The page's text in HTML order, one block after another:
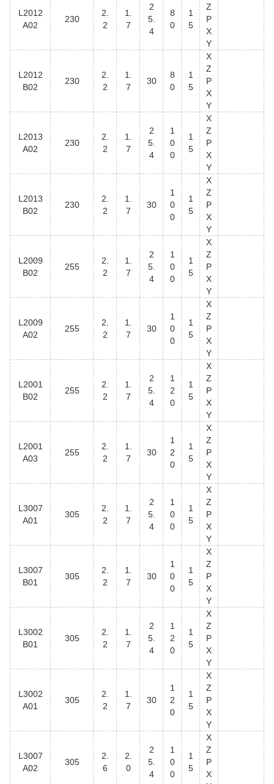
L2012
A02
230
2.
2
1.
7
2
5.
4
8
0
1
5
Z
P
X
Y
L2012
B02
230
2.
2
1.
7
30
8
0
1
5
X
Z
P
X
Y
L2013
A02
230
2.
2
1.
7
2
5.
4
1
0
0
1
5
X
Z
P
X
Y
L2013
B02
230
2.
2
1.
7
30
1
0
0
1
5
X
Z
P
X
Y
L2009
B02
255
2.
2
1.
7
2
5.
4
1
0
0
1
5
X
Z
P
X
Y
L2009
A02
255
2.
2
1.
7
30
1
0
0
1
5
X
Z
P
X
Y
L2001
B02
255
2.
2
1.
7
2
5.
4
1
2
0
1
5
X
Z
P
X
Y
L2001
A03
255
2.
2
1.
7
30
1
2
0
1
5
X
Z
P
X
Y
L3007
A01
305
2.
2
1.
7
2
5.
4
1
0
0
1
5
X
Z
P
X
Y
L3007
B01
305
2.
2
1.
7
30
1
0
0
1
5
X
Z
P
X
Y
L3002
B01
305
2.
2
1.
7
2
5.
4
1
2
0
1
5
X
Z
P
X
Y
L3002
A01
305
2.
2
1.
7
30
1
2
0
1
5
X
Z
P
X
Y
L3007
A02
305
2.
6
2.
0
2
5.
4
1
0
0
1
5
X
Z
P
X